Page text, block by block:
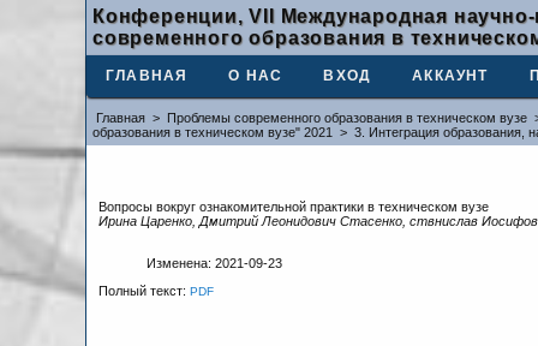
Конференции, VII Международная
современного образования в
ГЛАВНАЯ О НАС ВХОД АККАУНТ
Главная > Проблемы современного образования в техническом вузе
образования в техническом вузе" 2021
> 3. Интеграция образования,
Вопросы вокруг ознакомительной практики в техническом вузе
Ирина Царенко, Дмитрий Леонидович Стасенко, ствнислав
Изменена: 2021-09-23
Полный текст:PDF